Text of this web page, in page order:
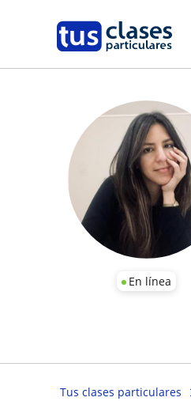
En línea
Tus clases particulares